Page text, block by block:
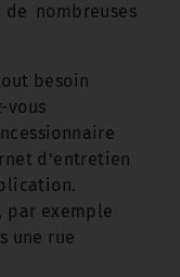
nombreuses
besoin
vous
d'entretien
par exemple
une rue